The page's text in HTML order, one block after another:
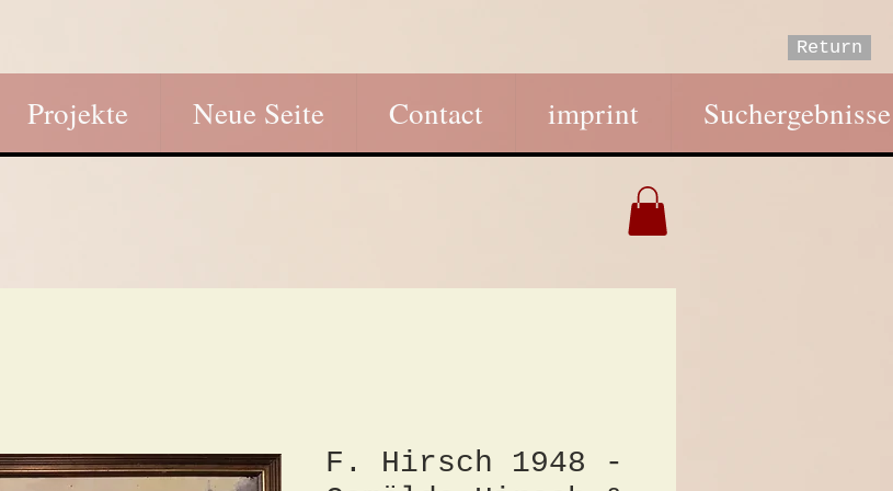
Return
Projekte Neue Seite Contact imprint Suchergebnisse
F. Hirsch 1948 -